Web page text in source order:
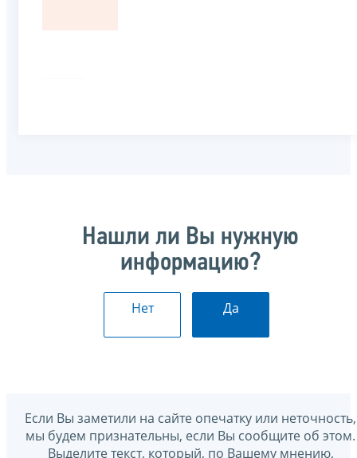
Нашли ли Вы нужную
информацию?
Нет Да
Если Вы заметили на сайте опечатку или неточность,
мы будем признательны, если Вы сообщите об этом.
Выделите текст, который, по Вашему мнению,